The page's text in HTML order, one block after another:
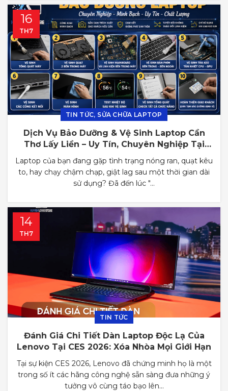
16
TH7
TIN TỨC, SỬA CHỮA LAPTOP
Dịch Vụ Bảo Dưỡng & Vệ Sinh Laptop Cần
Thơ Lấy Liền – Uy Tín, Chuyên Nghiệp Tại
Huỳnh Long Store
Laptop của bạn đang gặp tình trạng nóng ran, quạt kêu
to, hay chạy chậm chạp, giật lag sau một thời gian dài
sử dụng? Đã đến lúc "...
14
TH7
TIN TỨC
Đánh Giá Chi Tiết Dàn Laptop Độc Lạ Của
Lenovo Tại CES 2026: Xóa Nhòa Mọi Giới Hạn
Tại sự kiện CES 2026, Lenovo đã chứng minh họ là một
trong số ít các hãng công nghệ sẵn sàng đưa những ý
tưởng vô cùng táo bạo lên...